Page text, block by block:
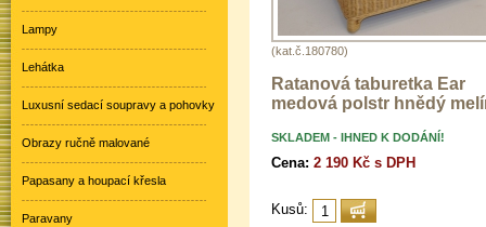
(kat.č.180780)
Ratanová taburetka Ear
medová polstr hnědý
SKLADEM - IHNED K DODÁNÍ!
Cena: 2 190 Kč s DPH
Kusů:
Lampy
Lehátka
Luxusní sedací soupravy a pohovky
Obrazy ručně malované
Papasany a houpací křesla
Paravany